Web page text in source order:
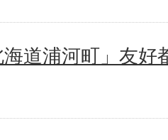
海道浦河町」友